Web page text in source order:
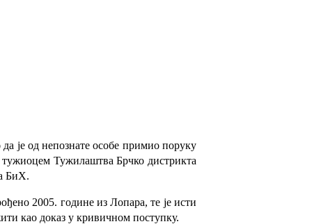
је од непознате особе примио поруку
тужиоцем Тужилаштва Брчко дистрикта
БиХ.
2005. године из Лопара, те је исти
као доказ у кривичном поступку.